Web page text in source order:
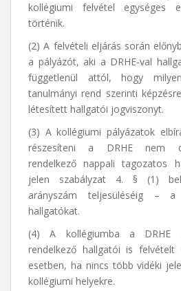
kollégiumi felvétel egységes
történik.
(2) A felvételi eljárás során
a pályázót, aki a DRHE-val
függetlenül attól, hogy
tanulmányi rend szerinti
létesített hallgatói jogviszonyt.
(3) A kollégiumi pályázatok
részesíteni a DRHE nem
rendelkező nappali tagozatos
jelen szabályzat 4. § (1)
arányszám teljesüléséig – a
hallgatókat.
(4) A kollégiumba a DRHE
rendelkező hallgatói is felvételt
esetben, ha nincs több vidéki
kollégiumi helyekre.